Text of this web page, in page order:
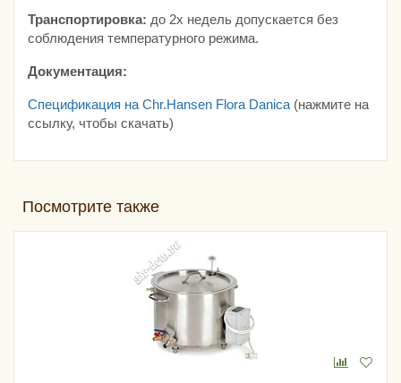
Транспортировка: до 2х недель допускается без
соблюдения температурного режима.
Документация:
Спецификация на Chr.Hansen Flora Danica (нажмите на
ссылку, чтобы скачать)
Посмотрите также